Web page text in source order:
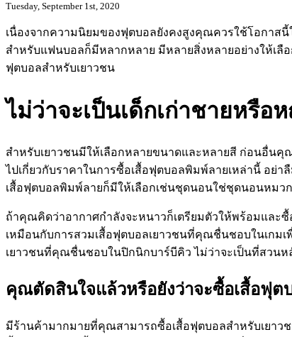
Tuesday, September 1st, 2020
เนื่องจากความนิยมของฟุตบอลยังคงสูงคุณควรใช้โอกาสนี้
สำหรับแฟนบอลก็มีหลากหลาย มีหลายสิ่งหลายอย่างให้เลือ
ฟุตบอลสำหรับเยาวชน
ไม่ว่าจะเป็นเด็กเก่าชายหรื
สำหรับเยาวชนมีให้เลือกหลายขนาดและหลายสี ก่อนอื่นคุ
ไปเกี่ยวกับราคาในการซื้อเสื้อฟุตบอลพิมพ์ลายเหล่านี้ อย่
เสื้อฟุตบอลพิมพ์ลายก็มีให้เลือกเช่นชุดนอนใช่ชุดนอนหมว
ถ้าคุณคิดว่าอากาศกำลังจะหนาวก็เตรียมตัวให้พร้อมและ
เหมือนกับการสวมเสื้อฟุตบอลเยาวชนที่คุณชื่นชอบในเก
เยาวชนที่คุณชื่นชอบในปิกนิกบาร์บีคิว ไม่ว่าจะเป็นที่สวนห
คุณตัดสินใจแล้วหรือยังว่าจะซื้อเสื้อฟุต
มีร้านค้ามากมายที่คุณสามารถซื้อเสื้อฟุตบอลสำหรับเยาวช